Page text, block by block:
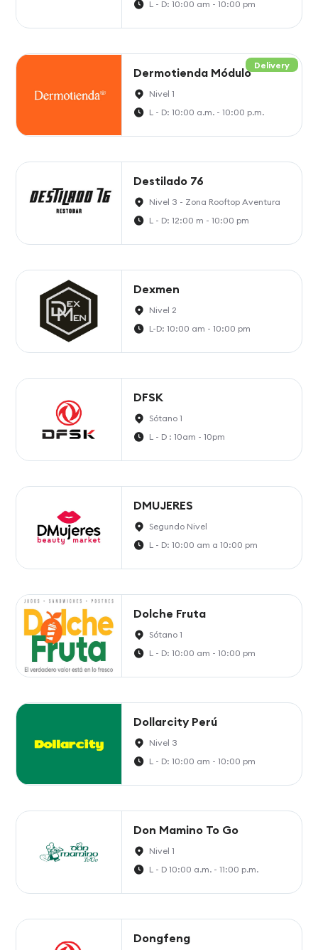
L - D: 10:00 am - 10:00 pm
Delivery
Dermotienda Módulo
Nivel 1
L - D: 10:00 a.m. - 10:00 p.m.
Destilado 76
Nivel 3 - Zona Rooftop Aventura
L - D: 12:00 m - 10:00 pm
Dexmen
Nivel 2
L-D: 10:00 am - 10:00 pm
DFSK
Sótano 1
L - D : 10am - 10pm
DMUJERES
Segundo Nivel
L - D: 10:00 am a 10:00 pm
Dolche Fruta
Sótano 1
L - D: 10:00 am - 10:00 pm
Dollarcity Perú
Nivel 3
L - D: 10:00 am - 10:00 pm
Don Mamino To Go
Nivel 1
L - D 10:00 a.m. - 11:00 p.m.
Dongfeng